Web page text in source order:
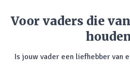
Voor vaders die
Is jouw vader een liefhebber van